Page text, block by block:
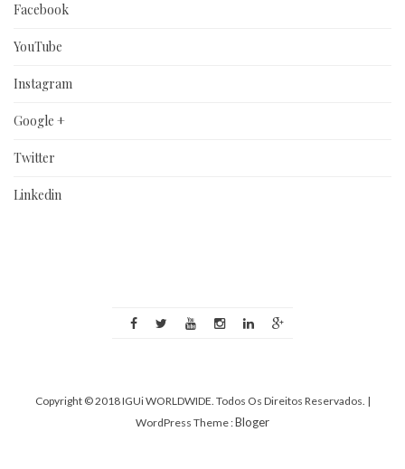
Facebook
YouTube
Instagram
Google +
Twitter
Linkedin
Copyright © 2018 IGUi WORLDWIDE. Todos Os Direitos Reservados. |
WordPress Theme :Bloger